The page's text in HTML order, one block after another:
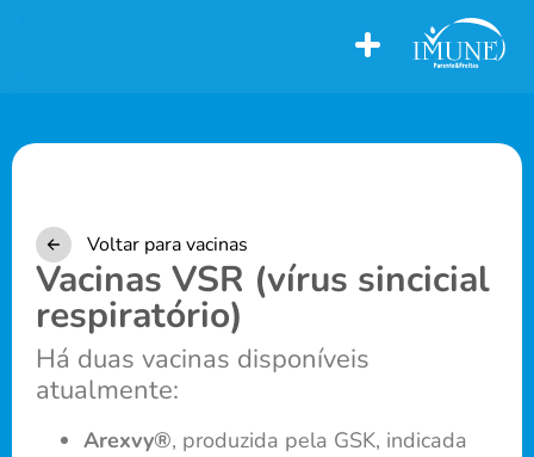
Voltar para vacinas
Vacinas VSR (vírus sincicial
respiratório)
Há duas vacinas disponíveis
atualmente:
Arexvy®, produzida pela GSK, indicada